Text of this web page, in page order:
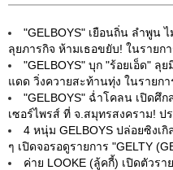
"GELBOYS" เยือนถิ่น ลำพูน
ลุยภารกิจ ห้ามเธอขยับ! ในรายกา
"GELBOYS" บุก "ร้อยเอ็ด" ลุ
แดด วิ่งควายสะท้านทุ่ง ในรายกา
"GELBOYS" ฉ่ำโคลน เปิดศึ
เซอร์ไพรส์ ที่ จ.สมุทรสงคราม! ป
4 หนุ่ม GELBOYS ปล่อยซิงเ
ๆ เปิดจอรอดูรายการ "GELTY
ค่าย LOOKE (ลู้คกี้) เปิดตัวรา